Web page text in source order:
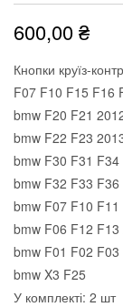
600,00₴
Кнопки круїз-
F07 F10 F15 F16
bmw F20 F21
bmw F22 F23
bmw F30 F31
bmw F32 F33
bmw F07 F10
bmw F06 F12
bmw F01 F02
bmw X3 F25
У комплекті: 2 шт